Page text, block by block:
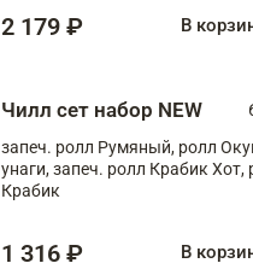
2 179 ₽ В
Чилл сет набор NEW
запеч. ролл Румяный, ролл
унаги, запеч. ролл Крабик Хот,
Крабик
1 316 ₽ В